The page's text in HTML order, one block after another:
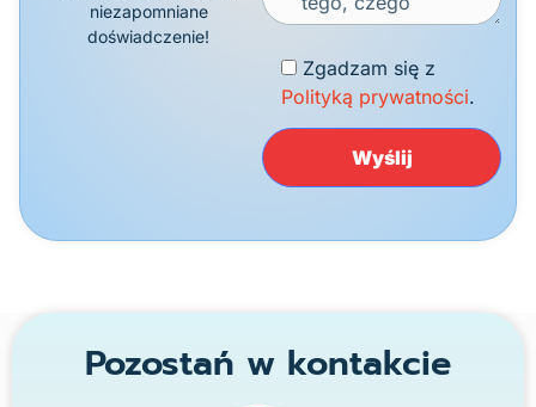
niezapomniane
doświadczenie!
Zgadzam się z
Polityką prywatności.
Pozostań w kontakcie